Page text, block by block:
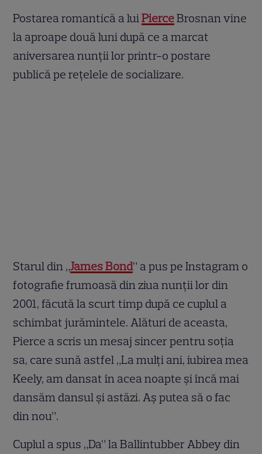
Postarea romantică a luiPierceBrosnan vine
la aproape două luni după ce a marcat
aniversarea nunții lor printr-o postare
publică pe rețelele de socializare.
Starul din „James Bond” a pus pe Instagram o
fotografie frumoasă din ziua nunții lor din
2001, făcută la scurt timp după ce cuplul a
schimbat jurămintele. Alături de aceasta,
Pierce a scris un mesaj sincer pentru soția
sa, care sună astfel „La mulți ani, iubirea mea
Keely, am dansat în acea noapte și încă mai
dansăm dansul și astăzi. Aș putea să o fac
din nou”.
Cuplul a spus „Da” la Ballintubber Abbey din